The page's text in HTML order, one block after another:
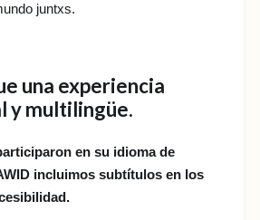
juntxs.
una experiencia
y multilingüe.
en su idioma de
incluimos subtítulos en los